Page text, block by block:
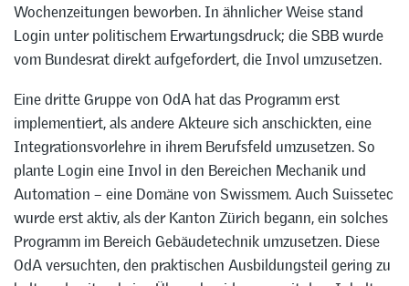
Wochenzeitungen beworben. In ähnlicher Weise stand
Login unter politischem Erwartungsdruck; die SBB wurde
vom Bundesrat direkt aufgefordert, die Invol umzusetzen.
Eine dritte Gruppe von OdA hat das Programm erst
implementiert, als andere Akteure sich anschickten, eine
Integrationsvorlehre in ihrem Berufsfeld umzusetzen. So
plante Login eine Invol in den Bereichen Mechanik und
Automation – eine Domäne von Swissmem. Auch Suissetec
wurde erst aktiv, als der Kanton Zürich begann, ein solches
Programm im Bereich Gebäudetechnik umzusetzen. Diese
OdA versuchten, den praktischen Ausbildungsteil gering zu